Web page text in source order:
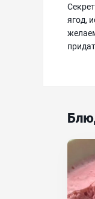
ягод,